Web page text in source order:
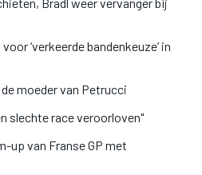
‘verkeerde bandenkeuze’ in
moeder van Petrucci
slechte race veroorloven"
up van Franse GP met